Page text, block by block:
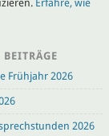
Erfahre, wie
BEITRÄGE
Frühjahr 2026
2026